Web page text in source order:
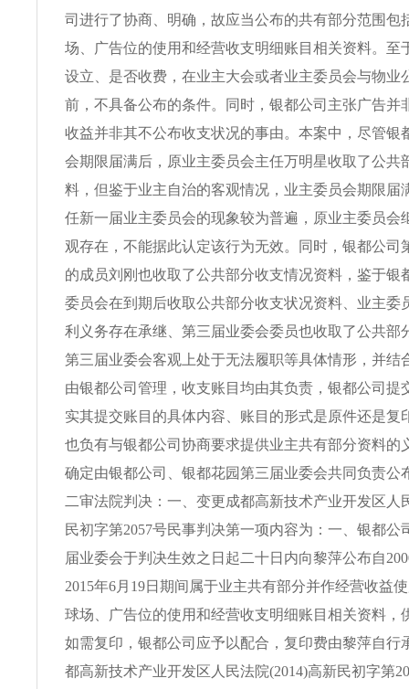
司进行了协商、明确，故应当公布的共有部分范围包
场、广告位的使用和经营收支明细账目相关资料。至
设立、是否收费，在业主大会或者业主委员会与物业
前，不具备公布的条件。同时，银都公司主张广告并
收益并非其不公布收支状况的事由。本案中，尽管银
会期限届满后，原业主委员会主任万明星收取了公共
料，但鉴于业主自治的客观情况，业主委员会期限届
任新一届业主委员会的现象较为普遍，原业主委员会
观存在，不能据此认定该行为无效。同时，银都公司
的成员刘刚也收取了公共部分收支情况资料，鉴于银
委员会在到期后收取公共部分收支状况资料、业主委
利义务存在承继、第三届业委会委员也收取了公共部
第三届业委会客观上处于无法履职等具体情形，并结
由银都公司管理，收支账目均由其负责，银都公司提
实其提交账目的具体内容、账目的形式是原件还是复
也负有与银都公司协商要求提供业主共有部分资料的
确定由银都公司、银都花园第三届业委会共同负责公
二审法院判决：一、变更成都高新技术产业开发区人
民初字第2057号民事判决第一项内容为：一、银都公
届业委会于判决生效之日起二十日内向黎萍公布自
2015年6月19日期间属于业主共有部分并作经营收益
球场、广告位的使用和经营收支明细账目相关资料，
如需复印，银都公司应予以配合，复印费由黎萍自行
都高新技术产业开发区人民法院(2014)高新民初字第